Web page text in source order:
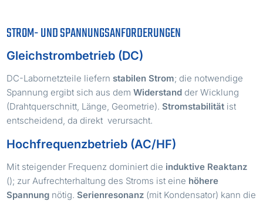
STROM- UND SPANNUNGSANFORDERUNGEN
Gleichstrombetrieb (DC)
DC-Labornetzteile liefern stabilen Strom; die notwendige
Spannung ergibt sich aus demWiderstand der Wicklung
(Drahtquerschnitt, Länge, Geometrie).Stromstabilität ist
entscheidend, da ΔI
direkt ΔB
verursacht.
Hochfrequenzbetrieb (AC/HF)
Mit steigender Frequenz dominiert die induktive Reaktanz
(XL=2πfL
); zur Aufrechterhaltung des Stroms ist eine höhere
Spannung nötig.Serienresonanz (mit Kondensator) kann die